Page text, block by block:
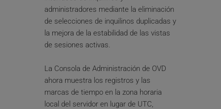
administradores mediante la eliminación
de selecciones de inquilinos duplicadas y
la mejora de la estabilidad de las vistas
de sesiones activas.
La Consola de Administración de OVD
ahora muestra los registros y las
marcas de tiempo en la zona horaria
local del servidor en lugar de UTC,